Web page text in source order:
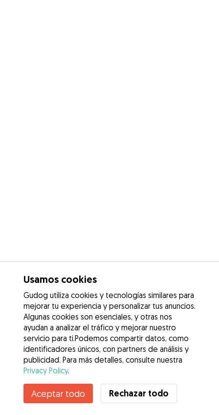
Usamos cookies
Gudog utiliza cookies y tecnologías similares para
mejorar tu experiencia y personalizar tus anuncios.
Algunas cookies son esenciales, y otras nos
ayudan a analizar el tráfico y mejorar nuestro
servicio para ti.Podemos compartir datos, como
identificadores únicos, con partners de análisis y
publicidad. Para más detalles, consulte nuestra
Privacy Policy.
Aceptar todo Rechazar todo